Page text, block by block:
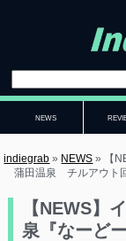
NEWS
indiegrab » NEWS »
【
蒲田温泉 チルアウト
【NEWS】
泉『なーど